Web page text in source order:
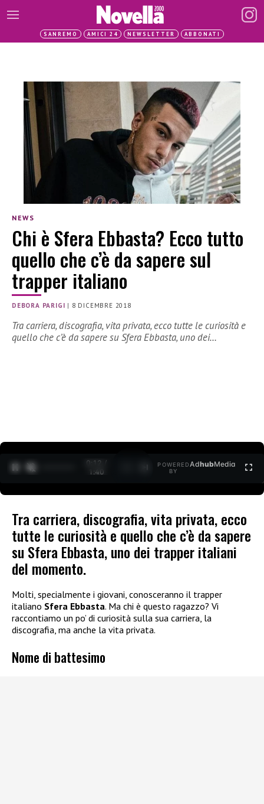
SANREMO AMICI 24 NEWSLETTER ABBONATI
NEWS
Chi è Sfera Ebbasta? Ecco tutto
quello che c’è da sapere sul
trapper italiano
DEBORA PARIGI | 8 DICEMBRE 2018
Tra carriera, discografia, vita privata, ecco tutte le curiosità e
quello che c’è da sapere su Sfera Ebbasta, uno dei…
0:13 /
1:40
POWERED
BY
AdhubMedia
Tra carriera, discografia, vita privata, ecco
tutte le curiosità e quello che c’è da sapere
su Sfera Ebbasta, uno dei trapper italiani
del momento.
Molti, specialmente i giovani, conosceranno il trapper
italiano Sfera Ebbasta. Ma chi è questo ragazzo? Vi
raccontiamo un po’ di curiosità sulla sua carriera, la
discografia, ma anche la vita privata.
Nome di battesimo